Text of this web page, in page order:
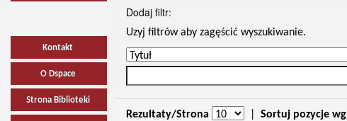
Kontakt
O Dspace
Strona Biblioteki
Dodaj filtr:
Uzyj filtrów aby zagęścić wyszukiwanie.
Rezultaty/Strona Sortuj pozycje wg